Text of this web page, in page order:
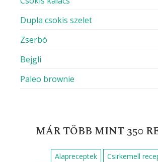
RECEPT KERESÉS
Keresés:
Sütemények, süti receptek
Darázsfészek